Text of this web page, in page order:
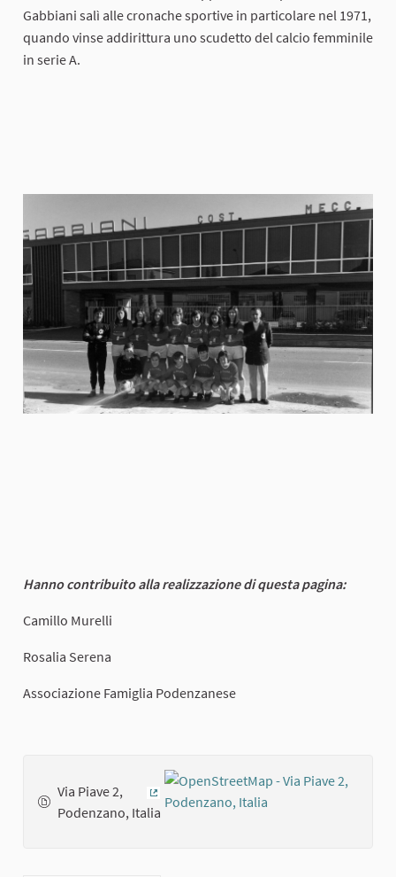
Gabbiani salì alle cronache sportive in particolare nel 1971,
quando vinse addirittura uno scudetto del calcio femminile
in serie A.
Hanno contribuito alla realizzazione di questa pagina:
Camillo Murelli
Rosalia Serena
Associazione Famiglia Podenzanese
Via Piave 2,
Podenzano, Italia(External link)